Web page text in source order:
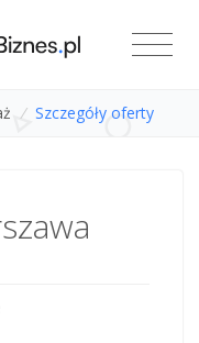
/ Szczegóły oferty